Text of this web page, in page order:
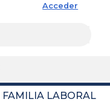
Acceder
FAMILIA LABORAL